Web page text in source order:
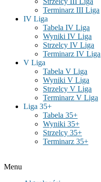
Terminarz III Liga
IV Liga
Tabela IV Liga
Wyniki IV Liga
Strzelcy IV Liga
Terminarz IV Liga
V Liga
Tabela V Liga
Wyniki V Liga
Strzelcy V Liga
Terminarz V Liga
Liga 35+
Tabela 35+
Wyniki 35+
Strzelcy 35+
Terminarz 35+
Menu